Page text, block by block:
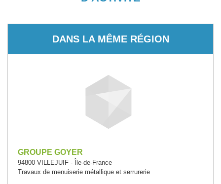
DANS LA MÊME RÉGION
GROUPE GOYER
94800 VILLEJUIF - Île-de-France
Travaux de menuiserie métallique et serrurerie